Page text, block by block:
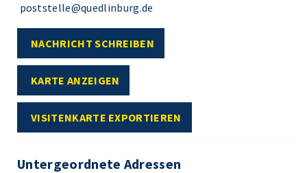
poststelle@quedlinburg.de
NACHRICHT SCHREIBEN
KARTE ANZEIGEN
VISITENKARTE EXPORTIEREN
Untergeordnete Adressen